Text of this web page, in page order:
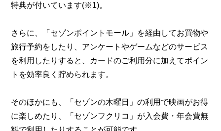
特典が付いています(※1)。
さらに、「セゾンポイントモール」を経由してお買物や
旅行予約をしたり、アンケートやゲームなどのサービス
を利用したりすると、カードのご利用分に加えてポイン
トを効率良く貯められます。
そのほかにも、「セゾンの木曜日」の利用で映画がお得
に楽しめたり、「セゾンフクリコ」が入会費・年会費無